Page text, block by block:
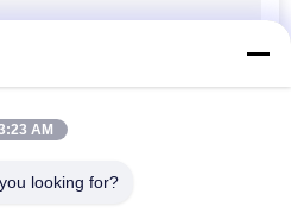
tra dây
AM
looking for?